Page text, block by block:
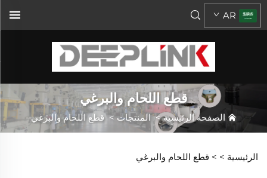
AR
قطع اللحام والبرغي
الصفحة الرئيسية>المنتجات>قطع اللحام والبرغي
الرئيسية > > قطع اللحام والبرغي